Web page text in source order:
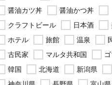
醤油カツ丼
醤油かつ丼
クラフトビール
日本酒
ホテル
旅館 温泉
古民家
マルタ共和国
韓国
北海道 新潟県